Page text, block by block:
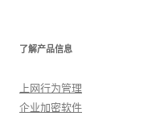
了解产品信息
上网行为管理
企业加密软件